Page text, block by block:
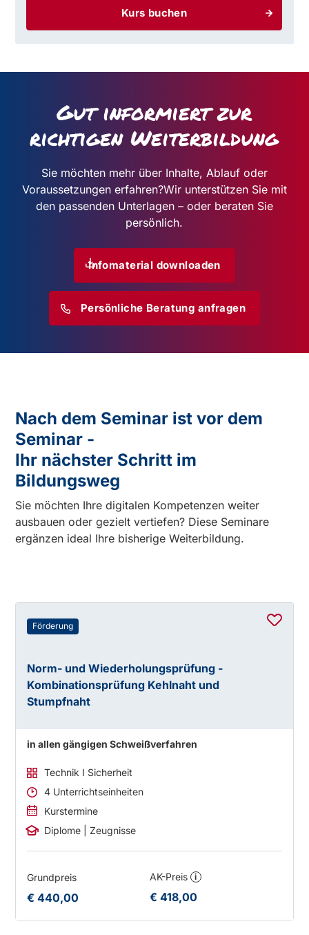
Kurs buchen
Gut informiert zur
richtigen Weiterbildung
Sie möchten mehr über Inhalte, Ablauf oder
Voraussetzungen erfahren?Wir unterstützen Sie mit
den passenden Unterlagen – oder beraten Sie
persönlich.
Infomaterial downloaden
Persönliche Beratung anfragen
Nach dem Seminar ist vor dem
Seminar -
Ihr nächster Schritt im
Bildungsweg
Sie möchten Ihre digitalen Kompetenzen weiter
ausbauen oder gezielt vertiefen? Diese Seminare
ergänzen ideal Ihre bisherige Weiterbildung.
Förderung
Norm- und Wiederholungsprüfung -
Kombinationsprüfung Kehlnaht und
Stumpfnaht
in allen gängigen Schweißverfahren
Technik I Sicherheit
4 Unterrichtseinheiten
Kurstermine
Diplome | Zeugnisse
Grundpreis
€ 440,00
AK-Preis i
€ 418,00